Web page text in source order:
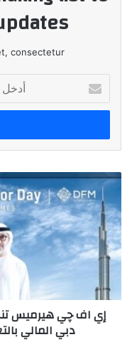
consectetur.
بريدك
الإلكتروني
إي
چي
هيرميس
تنظم
ملتقى
لسوق
المالي
إي اف چي هيرميس
دبي المالي